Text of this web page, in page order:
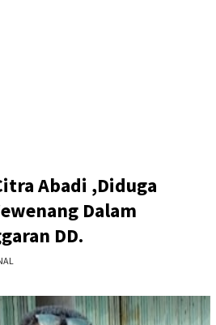
Abadi ,Diduga
Dalam
DD.